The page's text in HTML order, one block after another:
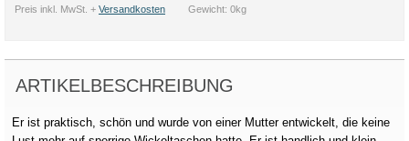
Preis inkl. MwSt. + Versandkosten Gewicht: 0kg
ARTIKELBESCHREIBUNG
Er ist praktisch, schön und wurde von einer Mutter entwickelt, die keine